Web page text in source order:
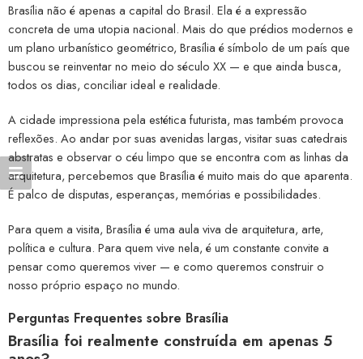
Brasília não é apenas a capital do Brasil. Ela é a expressão
concreta de uma utopia nacional. Mais do que prédios modernos e
um plano urbanístico geométrico, Brasília é símbolo de um país que
buscou se reinventar no meio do século XX — e que ainda busca,
todos os dias, conciliar ideal e realidade.
A cidade impressiona pela estética futurista, mas também provoca
reflexões. Ao andar por suas avenidas largas, visitar suas catedrais
abstratas e observar o céu limpo que se encontra com as linhas da
arquitetura, percebemos que Brasília é muito mais do que aparenta.
É palco de disputas, esperanças, memórias e possibilidades.
Para quem a visita, Brasília é uma aula viva de arquitetura, arte,
política e cultura. Para quem vive nela, é um constante convite a
pensar como queremos viver — e como queremos construir o
nosso próprio espaço no mundo.
Perguntas Frequentes sobre Brasília
Brasília foi realmente construída em apenas 5